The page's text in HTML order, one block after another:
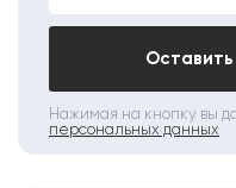
Нажимая на кнопку вы
персональных данных